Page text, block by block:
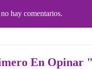
hay comentarios.
En Opinar